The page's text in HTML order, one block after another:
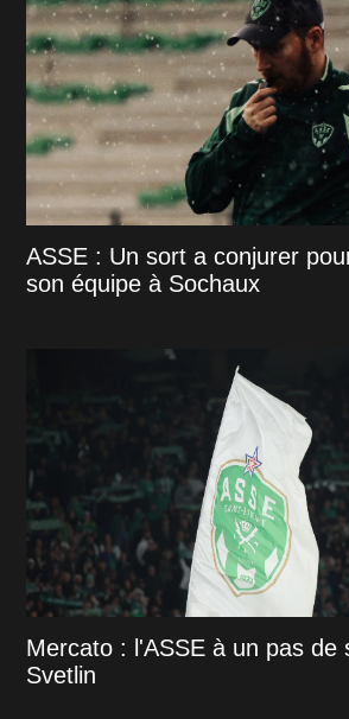
ASSE : Un sort a conjurer
son équipe à Sochaux
Mercato : l'ASSE à un pas de
Svetlin